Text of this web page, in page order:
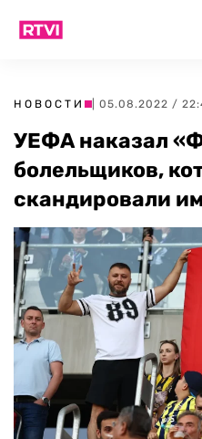
НОВОСТИ | 05.08.2022 /
УЕФА наказал
болельщиков,
скандировали